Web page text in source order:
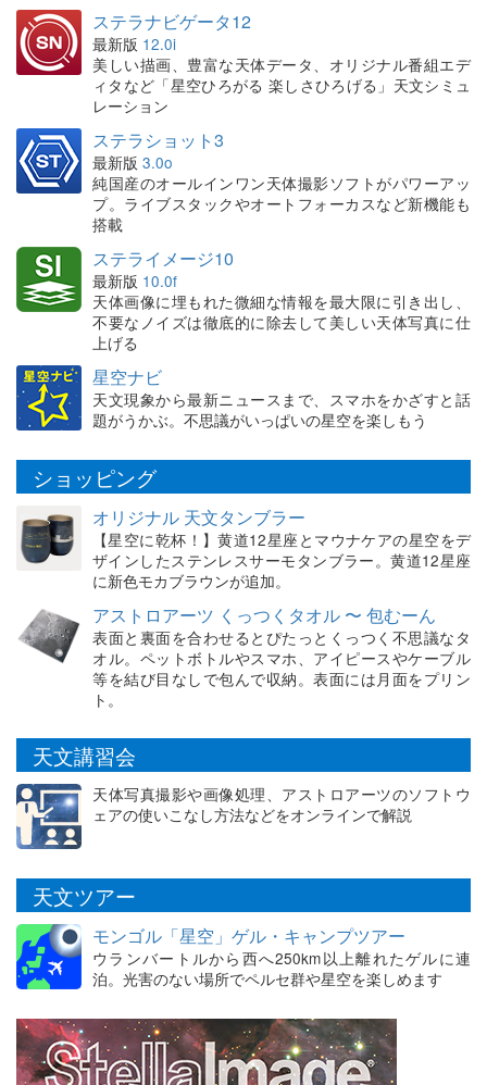
ステラナビゲータ12
最新版 12.0i
美しい描画、豊富な天体データ、オリジナル番組エデ
ィタなど「星空ひろがる 楽しさひろげる」天文シミュ
レーション
ステラショット3
最新版 3.0o
純国産のオールインワン天体撮影ソフトがパワーアッ
プ。ライブスタックやオートフォーカスなど新機能も
搭載
ステライメージ10
最新版 10.0f
天体画像に埋もれた微細な情報を最大限に引き出し、
不要なノイズは徹底的に除去して美しい天体写真に仕
上げる
星空ナビ
天文現象から最新ニュースまで、スマホをかざすと話
題がうかぶ。不思議がいっぱいの星空を楽しもう
ショッピング
オリジナル 天文タンブラー
【星空に乾杯！】黄道12星座とマウナケアの星空をデ
ザインしたステンレスサーモタンブラー。黄道12星座
に新色モカブラウンが追加。
アストロアーツ くっつくタオル 〜 包むーん
表面と裏面を合わせるとぴたっとくっつく不思議なタ
オル。ペットボトルやスマホ、アイピースやケーブル
等を結び目なしで包んで収納。表面には月面をプリン
ト。
天文講習会
天体写真撮影や画像処理、アストロアーツのソフトウ
ェアの使いこなし方法などをオンラインで解説
天文ツアー
モンゴル「星空」ゲル・キャンプツアー
ウランバートルから西へ250km以上離れたゲルに連
泊。光害のない場所でペルセ群や星空を楽しめます